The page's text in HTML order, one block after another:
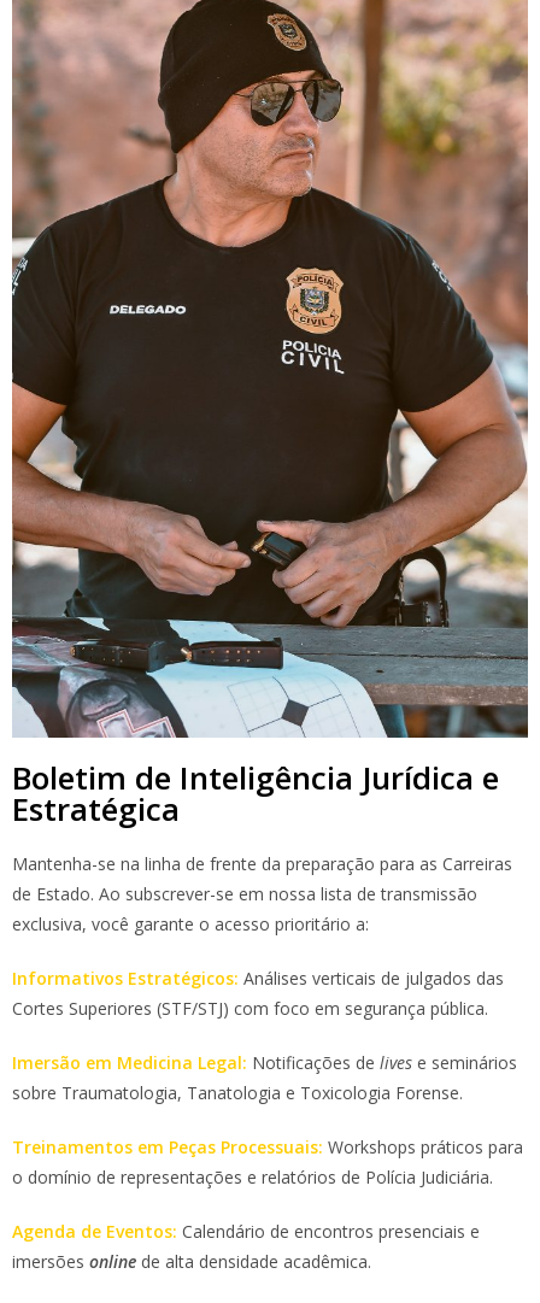
Boletim de Inteligência Jurídica e
Estratégica
Mantenha-se na linha de frente da preparação para as Carreiras
de Estado. Ao subscrever-se em nossa lista de transmissão
exclusiva, você garante o acesso prioritário a:
Informativos Estratégicos: Análises verticais de julgados das
Cortes Superiores (STF/STJ) com foco em segurança pública.
Imersão em Medicina Legal: Notificações de lives e seminários
sobre Traumatologia, Tanatologia e Toxicologia Forense.
Treinamentos em Peças Processuais: Workshops práticos para
o domínio de representações e relatórios de Polícia Judiciária.
Agenda de Eventos: Calendário de encontros presenciais e
imersões online de alta densidade acadêmica.